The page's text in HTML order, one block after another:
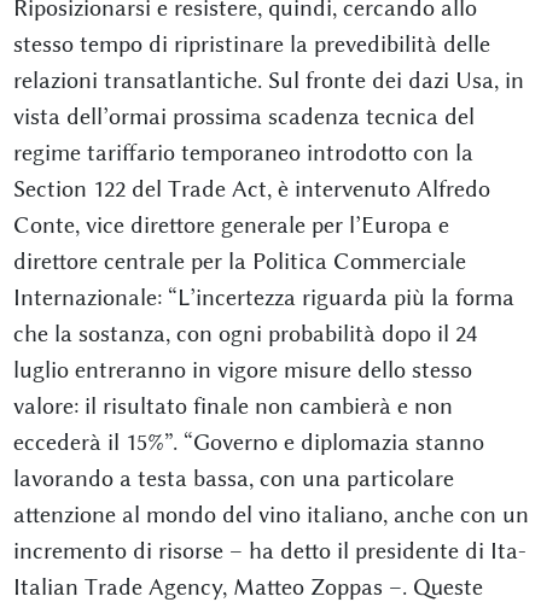
Riposizionarsi e resistere, quindi, cercando allo
stesso tempo di ripristinare la prevedibilità delle
relazioni transatlantiche. Sul fronte dei dazi Usa, in
vista dell’ormai prossima scadenza tecnica del
regime tariffario temporaneo introdotto con la
Section 122 del Trade Act, è intervenuto Alfredo
Conte, vice direttore generale per l’Europa e
direttore centrale per la Politica Commerciale
Internazionale: “L’incertezza riguarda più la forma
che la sostanza, con ogni probabilità dopo il 24
luglio entreranno in vigore misure dello stesso
valore: il risultato finale non cambierà e non
eccederà il 15%”. “Governo e diplomazia stanno
lavorando a testa bassa, con una particolare
attenzione al mondo del vino italiano, anche con un
incremento di risorse – ha detto il presidente di Ita-
Italian Trade Agency, Matteo Zoppas –. Queste